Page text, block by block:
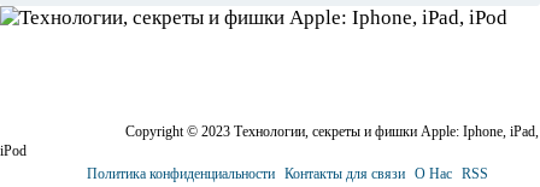
Copyright © 2023 Технологии, секреты и фишки Apple: Iphone, iPad,
iPod
Политика конфиденциальности Контакты для связи О Нас RSS